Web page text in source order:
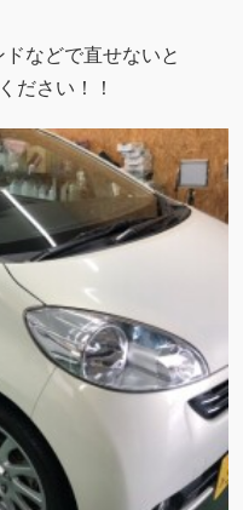
などで直せないと
ださい！！